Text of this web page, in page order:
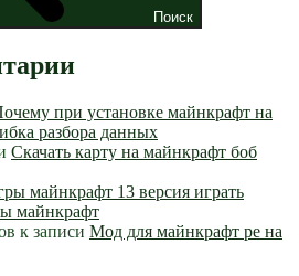
Поиск
при установке майнкрафт на
разбора данных
Скачать карту на майнкрафт боб
майнкрафт 13 версия играть
майнкрафт
к записи Мод для майнкрафт pe на